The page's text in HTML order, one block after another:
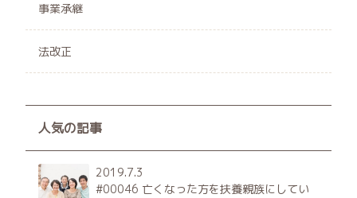
事業承継
法改正
人気の記事
2019.7.3
#00046 亡くなった方を扶養親族にしてい